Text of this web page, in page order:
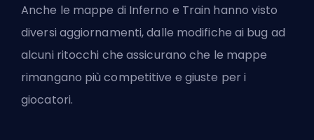
Anche le mappe di Inferno e Train hanno visto
diversi aggiornamenti, dalle modifiche ai bug ad
alcuni ritocchi che assicurano che le mappe
rimangano più competitive e giuste per i
giocatori.